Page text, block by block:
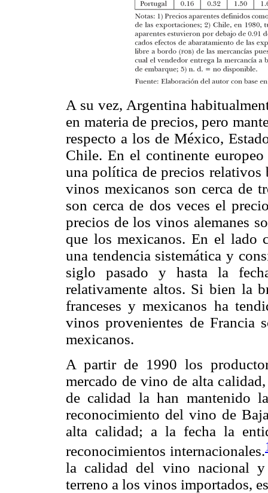
A su vez, Argentina
en materia de precios, pero
respecto a los de México,
Chile. En el continente
una política de precios relativos
vinos mexicanos son cerca de
son cerca de dos veces el
precios de los vinos alemanes
que los mexicanos. En el lado
una tendencia sistemática y
siglo pasado y hasta la
relativamente altos. Si bien la
franceses y mexicanos ha
vinos provenientes de Francia
mexicanos.
A partir de 1990 los
mercado de vino de alta
de calidad la han mantenido
reconocimiento del vino de
alta calidad; a la fecha la
reconocimientos internacionales.
la calidad del vino nacional y
terreno a los vinos importados,